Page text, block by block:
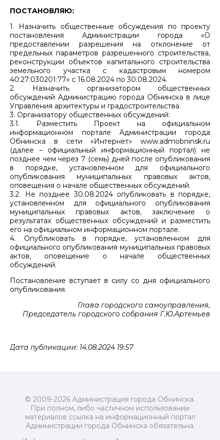
ПОСТАНОВЛЯЮ:
1. Назначить общественные обсуждения по проекту
постановления Администрации города «О
предоставлении разрешения на отклонение от
предельных параметров разрешенного строительства,
реконструкции объектов капитального строительства
земельного участка с кадастровым номером
40:27:030201:77» с 16.08.2024 по 30.08.2024.
2. Назначить организатором общественных
обсуждений Администрацию города Обнинска в лице
Управления архитектуры и градостроительства.
3. Организатору общественных обсуждений:
3.1. Разместить Проект на официальном
информационном портале Администрации города
Обнинска в сети «Интернет» www.admobninsk.ru
(далее – официальный информационный портал) не
позднее чем через 7 (семь) дней после опубликования
в порядке, установленном для официального
опубликования муниципальных правовых актов,
оповещения о начале общественных обсуждений.
3.2. Не позднее 30.08.2024 опубликовать в порядке,
установленном для официального опубликования
муниципальных правовых актов, заключение о
результатах общественных обсуждений и разместить
его на официальном информационном портале.
4. Опубликовать в порядке, установленном для
официального опубликования муниципальных правовых
актов, оповещение о начале общественных
обсуждений.
Постановление вступает в силу со дня официального
опубликования.
Глава городского самоуправления,
Председатель городского собрания Г.Ю.Артемьев
Дата публикации: 14.08.2024 19:57
© 2009-2026 Администрация города Обнинска.
При полном, либо частичном использовании
материалов ссылка на информационный портал
Администрации города Обнинска обязательна.